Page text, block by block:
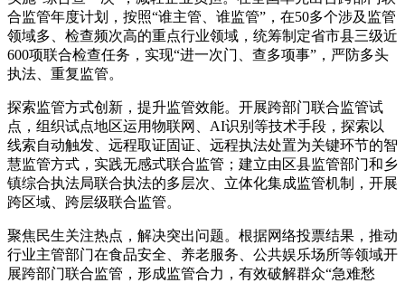
合监管年度计划，按照“谁主管、谁监管”，在50多个涉及监管
领域多、检查频次高的重点行业领域，统筹制定省市县三级近
600项联合检查任务，实现“进一次门、查多项事”，严防多头
执法、重复监管。
探索监管方式创新，提升监管效能。开展跨部门联合监管试
点，组织试点地区运用物联网、AI识别等技术手段，探索以
线索自动触发、远程取证固证、远程执法处置为关键环节的智
慧监管方式，实践无感式联合监管；建立由区县监管部门和乡
镇综合执法局联合执法的多层次、立体化集成监管机制，开展
跨区域、跨层级联合监管。
聚焦民生关注热点，解决突出问题。根据网络投票结果，推动
行业主管部门在食品安全、养老服务、公共娱乐场所等领域开
展跨部门联合监管，形成监管合力，有效破解群众“急难愁